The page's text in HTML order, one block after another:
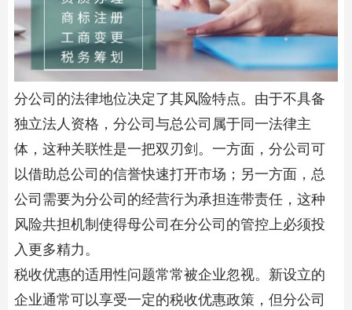
分公司的法律地位决定了其风险特点。由于不具备
独立法人资格，分公司与总公司属于同一法律主
体，这种关联性是一把双刃剑。一方面，分公司可
以借助总公司的信誉快速打开市场；另一方面，总
公司需要为分公司的经营行为承担连带责任，这种
风险共担机制使得母公司在分公司的管控上必须投
入更多精力。
税收优惠的适用性问题常常被企业忽视。新设立的
企业通常可以享受一定的税收优惠政策，但分公司